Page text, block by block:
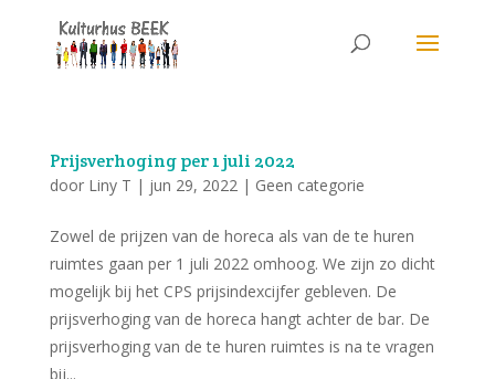
Prijsverhoging per 1 juli 2022
door Liny T | jun 29, 2022| Geen categorie
Zowel de prijzen van de horeca als van de te huren
ruimtes gaan per 1 juli 2022 omhoog. We zijn zo dicht
mogelijk bij het CPS prijsindexcijfer gebleven. De
prijsverhoging van de horeca hangt achter de bar. De
prijsverhoging van de te huren ruimtes is na te vragen
bij...